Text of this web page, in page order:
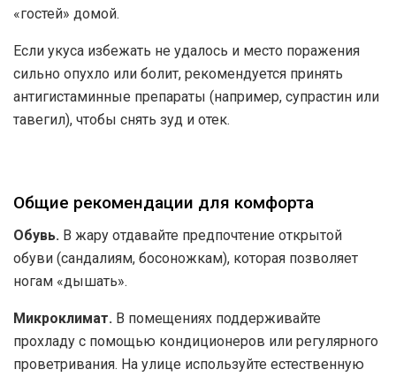
«гостей» домой.
Если укуса избежать не удалось и место поражения
сильно опухло или болит, рекомендуется принять
антигистаминные препараты (например, супрастин или
тавегил), чтобы снять зуд и отек.
Общие рекомендации для комфорта
Обувь. В жару отдавайте предпочтение открытой
обуви (сандалиям, босоножкам), которая позволяет
ногам «дышать».
Микроклимат. В помещениях поддерживайте
прохладу с помощью кондиционеров или регулярного
проветривания. На улице используйте естественную